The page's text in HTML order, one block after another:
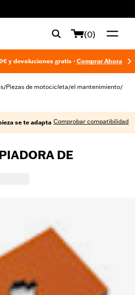
(0)
y devoluciones gratis - Comprar Ahora
/Piezas de motocicleta/el mantenimiento/
se te adapta Comprobar compatibilidad
DE